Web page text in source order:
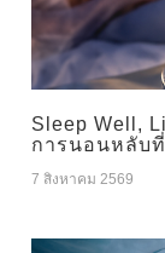
Sleep Well,
การนอนหลับ
7 สิงหาคม 2569